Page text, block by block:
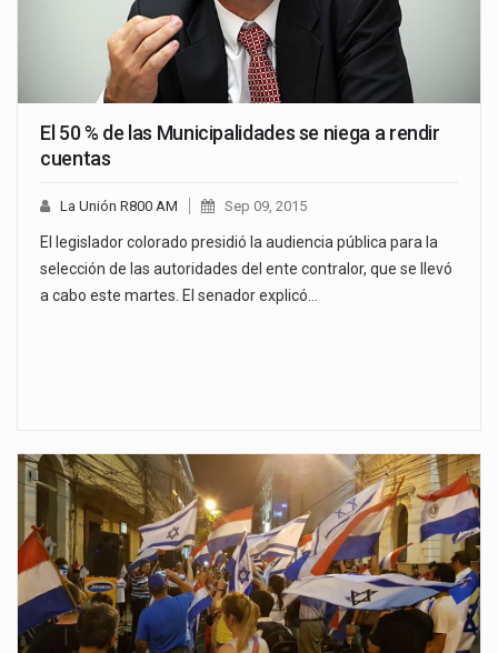
El 50 % de las Municipalidades se niega a rendir
cuentas
La Unión R800 AM Sep 09, 2015
El legislador colorado presidió la audiencia pública para la
selección de las autoridades del ente contralor, que se llevó
a cabo este martes. El senador explicó…